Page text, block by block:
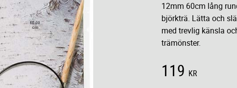
12mm 60cm lång
björkträ. Lätta och
med trevlig känsla
trämönster.
119 KR